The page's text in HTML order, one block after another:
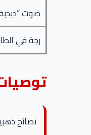
صوت
رجة في
نصائح